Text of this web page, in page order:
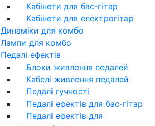
Кабінети для бас-гітар
Кабінети для електрогітар
Динаміки для комбо
Лампи для комбо
Педалі ефектів
Блоки живлення педалей
Кабелі живлення педалей
Педалі гучності
Педалі ефектів для бас-гітар
Педалі ефектів для